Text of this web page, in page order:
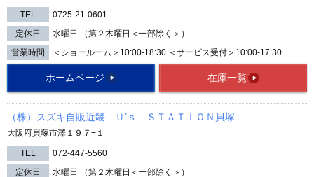
TEL
0725-21-0601
定休日
水曜日 （第２木曜日＜一部除く＞）
営業時間
＜ショールーム＞10:00-18:30 ＜サービス受付＞10:00-17:30
ホームページ 在庫一覧
（株）スズキ自販近畿 Ｕ’ｓ ＳＴＡＴＩＯＮ貝塚
大阪府貝塚市澤１９７−１
TEL
072-447-5560
定休日
水曜日 （第２木曜日＜一部除く＞）